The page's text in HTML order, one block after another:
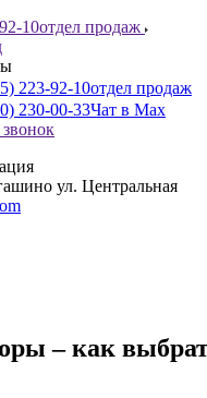
10отдел продаж
223-92-10отдел продаж
230-00-33Чат в Max
звонок
ул. Центральная
– как